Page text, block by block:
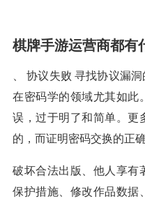
棋牌手游运营商都有
、 协议失败 寻找协议漏
在密码学的领域尤其如此
误，过于明了和简单。更
的，而证明密码交换的正
破坏合法出版、他人享有
保护措施、修改作品数据